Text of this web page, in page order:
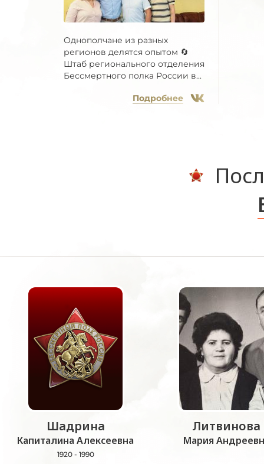
Однополчане из разных
регионов делятся опытом 🔄
Штаб регионального отделения
Бессмертного полка России в...
Подробнее
Шадрина
Капиталина Алексеевна
1920 - 1990
Литвинова
Мария